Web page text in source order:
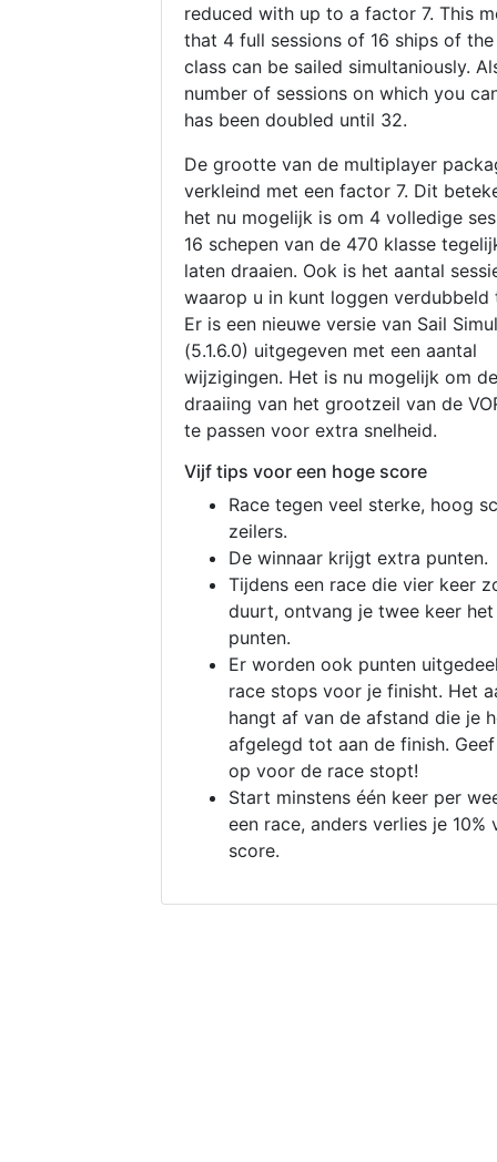
reduced with up to a factor 7. This
that 4 full sessions of 16 ships of
class can be sailed simultaniously.
number of sessions on which you
has been doubled until 32.
De grootte van de multiplayer
verkleind met een factor 7. Dit
het nu mogelijk is om 4 volledige
16 schepen van de 470 klasse
laten draaien. Ook is het aantal
waarop u in kunt loggen verdubbeld
Er is een nieuwe versie van Sail
(5.1.6.0) uitgegeven met een aantal
wijzigingen. Het is nu mogelijk om de
draaiing van het grootzeil van de
te passen voor extra snelheid.
Vijf tips voor een hoge score
Race tegen veel sterke, hoog
zeilers.
De winnaar krijgt extra punten.
Tijdens een race die vier keer
duurt, ontvang je twee keer
punten.
Er worden ook punten
race stops voor je finisht. Het
hangt af van de afstand die je
afgelegd tot aan de finish.
op voor de race stopt!
Start minstens één keer per
een race, anders verlies je 10%
score.